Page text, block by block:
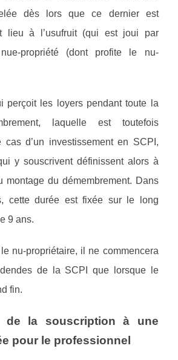
dès lors que ce dernier est
lieu à l’usufruit (qui est joui par
propriété (dont profite le nu-
perçoit les loyers pendant toute la
laquelle est toutefois
cas d’un investissement en SCPI,
y souscrivent définissent alors à
montage du démembrement. Dans
cette durée est fixée sur le long
9 ans.
nu-propriétaire, il ne commencera
de la SCPI que lorsque le
fin.
de la souscription à une
pour le professionnel